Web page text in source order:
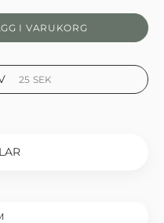
I VARUKORG
25 SEK